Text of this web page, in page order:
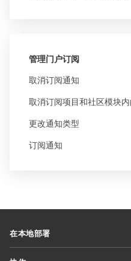
管理门户订阅
取消订阅通知
取消订阅项目和社区模块
更改通知类型
订阅通知
在本地部署